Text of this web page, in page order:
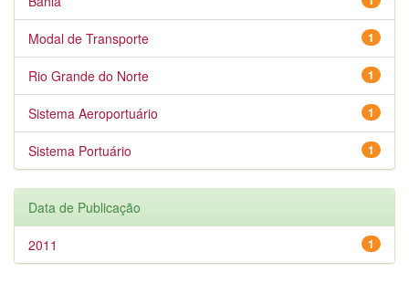
1
Modal de Transporte
1
Rio Grande do Norte
1
Sistema Aeroportuário
1
Sistema Portuário
Data de Publicação
1
2011